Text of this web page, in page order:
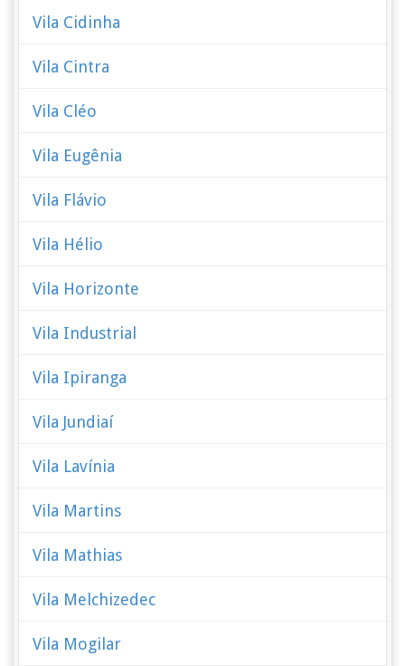
Vila Cidinha
Vila Cintra
Vila Cléo
Vila Eugênia
Vila Flávio
Vila Hélio
Vila Horizonte
Vila Industrial
Vila Ipiranga
Vila Jundiaí
Vila Lavínia
Vila Martins
Vila Mathias
Vila Melchizedec
Vila Mogilar